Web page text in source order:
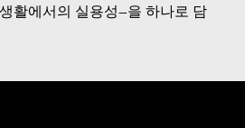
활에서의 실용성—을 하나로 담